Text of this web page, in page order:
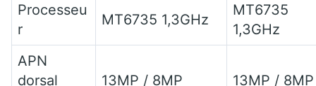
Processeu
r
MT6735 1,3GHz
MT6735
1,3GHz
APN
dorsal
13MP / 8MP 13MP / 8MP